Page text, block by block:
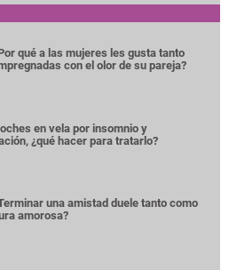
qué a las mujeres les gusta tanto
con el olor de su pareja?
en vela por insomnio y
¿qué hacer para tratarlo?
una amistad duele tanto como
amorosa?